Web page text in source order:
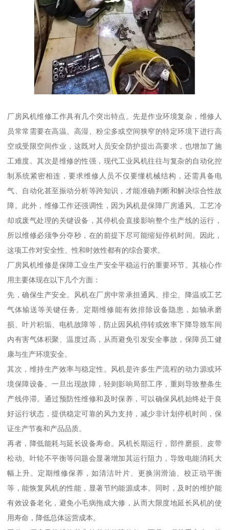
厂房风机维修工作具有几个突出特点。先是作业环境复杂，维修人
员常常需要在高温、高湿、粉尘多或空间狭窄的特定环境下进行高
空或受限空间作业，这既对人员安全防护提出高要求，也增加了施
工难度。其次是维修的性强，现代工业风机往往与复杂的自动化控
制系统紧密相连，要求维修人员不仅要懂机械结构，还需具备电
气、自动化甚至振动分析等跨知识，才能准确判断和解决综合性故
障。此外，维修工作还强调性，因为风机是保障厂房通风、工艺冷
却或废气处理的关键设备，其停机会直接影响整个生产线的运行，
所以维修必须争分夺秒，在的前提下尽可能缩短停机时间。因此，
这项工作对安全性、性和时效性都有的综合要求。
厂房风机维修是保障工业生产安全平稳运行的重要环节。其核心作
用主要体现在以下几个方面：
先，确保生产安全。风机在厂房中常承担通风、排尘、降温或工艺
气体输送等关键任务。定期维修能有效排除设备隐患，如轴承磨
损、叶片积垢、电机故障等，防止因风机停转或效率下降导致车间
内有害气体积聚、温度过高，从而避免引发安全事故，保障员工健
康与生产环境安全。
其次，维持生产效率与稳定性。风机是许多生产流程的动力源或环
境保障设备。一旦出现故障，轻则影响局部工序，重则导致整条生
产线停滞。通过预防性维修和及时保养，可以确保风机始终处于良
好运行状态，提供稳定可靠的风力支持，减少非计划停机时间，保
证生产节奏和产品品质。
再者，降低能耗与延长设备寿命。风机长期运行，部件磨损、皮带
松动、叶轮不平衡等问题会显著增加其运行阻力，导致电能消耗大
幅上升。定期维修保养，如清洁叶片、更换润滑油、校正动平衡
等，能恢复风机的性能，显著节约能源成本。同时，及时的维护能
有效设备老化，避免小毛病拖成大修，从而大限度地延长风机的使
用寿命，降低总体运营成本。